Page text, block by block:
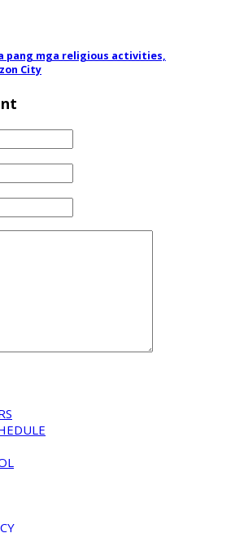
pang mga religious activities,
City